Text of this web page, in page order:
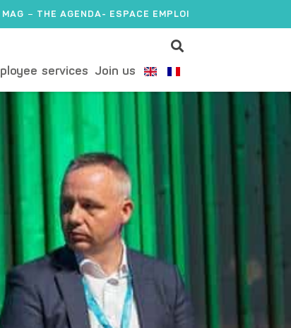
THE AGENDA- ESPACE EMPLOI
services Join us